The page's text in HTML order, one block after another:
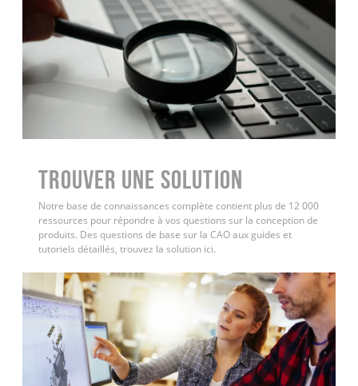
Trouver une solution
Notre base de connaissances complète contient plus de 12 000
ressources pour répondre à vos questions sur la conception de
produits. Des questions de base sur la CAO aux guides et
tutoriels détaillés, trouvez la solution ici.